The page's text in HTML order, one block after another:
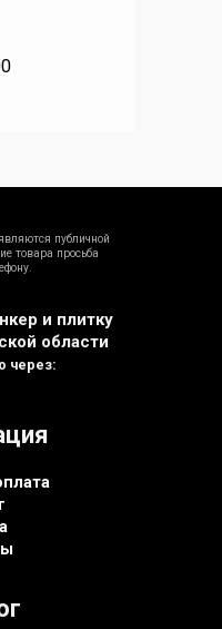
публичной
товара просьба
и плитку
области
через: